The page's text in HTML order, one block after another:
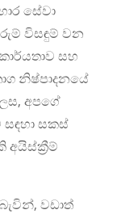
සේවා
විසඳුම් වන
සහ
නිෂ්පාදනයේ
අපගේ
සඳහා සකස්
අයිස්ක්‍රීම්
වඩාත්